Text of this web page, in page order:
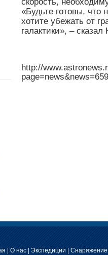
«Будьте готовы, что
хотите убежать от
галактики», –
http://
| О нас| Экспедиции | Снаряжение